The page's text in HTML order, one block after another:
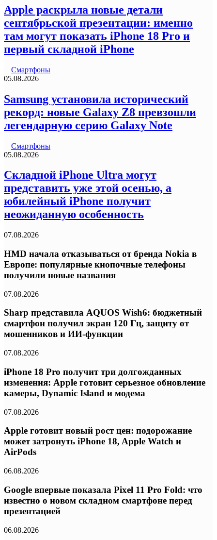
Apple раскрыла новые детали
сентябрьской презентации: именно
там могут показать iPhone 18 Pro и
первый складной iPhone
Смартфоны
05.08.2026
Samsung установила исторический
рекорд: новые Galaxy Z8 превзошли
легендарную серию Galaxy Note
Смартфоны
05.08.2026
Складной iPhone Ultra могут
представить уже этой осенью, а
юбилейный iPhone получит
неожиданную особенность
07.08.2026
HMD начала отказываться от бренда Nokia в
Европе: популярные кнопочные телефоны
получили новые названия
07.08.2026
Sharp представила AQUOS Wish6: бюджетный
смартфон получил экран 120 Гц, защиту от
мошенников и ИИ-функции
07.08.2026
iPhone 18 Pro получит три долгожданных
изменения: Apple готовит серьезное обновление
камеры, Dynamic Island и модема
07.08.2026
Apple готовит новый рост цен: подорожание
может затронуть iPhone 18, Apple Watch и
AirPods
06.08.2026
Google впервые показала Pixel 11 Pro Fold: что
известно о новом складном смартфоне перед
презентацией
06.08.2026